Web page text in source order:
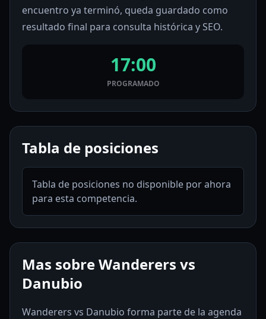
encuentro ya terminó, queda guardado como
resultado final para consulta histórica y SEO.
17:00
PROGRAMADO
Tabla de posiciones
Tabla de posiciones no disponible por ahora
para esta competencia.
Mas sobre Wanderers vs
Danubio
Wanderers vs Danubio forma parte de la agenda